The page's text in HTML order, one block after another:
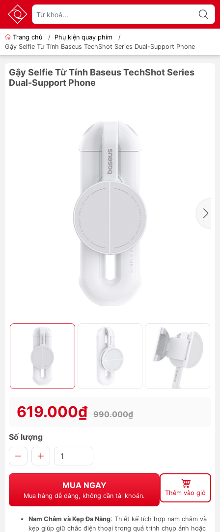
Trang chủ / Phụ kiện quay phim
/
Gậy Selfie Từ Tính Baseus TechShot Series Dual-Support Phone
Gậy Selfie Từ Tính Baseus TechShot Series
Dual-Support Phone
619.000₫ 990.000₫
Số lượng
MUA NGAY
Mua hàng dễ dàng, không cần tài khoản. Thêm vào giỏ
Nam Châm và Kẹp Đa Năng: Thiết kế tích hợp nam châm và
kẹp giúp giữ chắc điện thoại trong quá trình chụp ảnh hoặc